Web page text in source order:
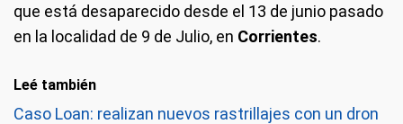
que está desaparecido desde el 13 de junio pasado
en la localidad de 9 de Julio, en Corrientes.
Leé también
Caso Loan: realizan nuevos rastrillajes con un dron